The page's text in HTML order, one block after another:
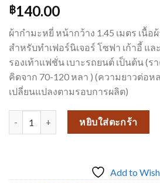
฿140.00
ผ้ากำมะหยี่ หน้ากว้าง 1.45 เมตร เนื้อ
สำหรับทำเฟอร์นิเจอร์ โซฟา เก้าอี้ แ
รองเท้าแฟชั่น เบาะรถยนต์ เป็นต้น (
คิดจาก 70-120 หลา ) (ความยาวต่อห
เปลี่ยนแปลงตามรอบการผลิต)
จำนวน ผ้ากำมะหยี่ 602-4 ชิ้นหยิบใส่ตะกร้า
Add to